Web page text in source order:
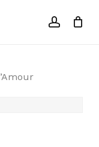
account
Fermer